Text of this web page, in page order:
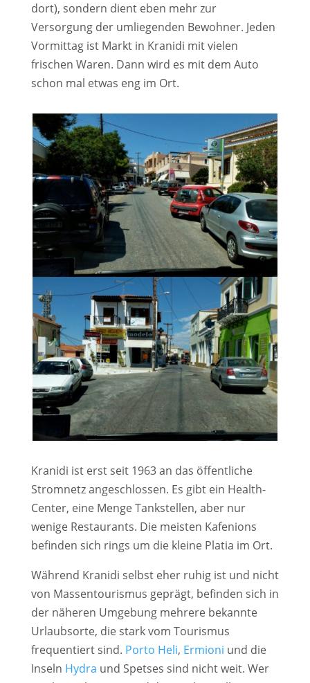
dort), sondern dient eben mehr zur
Versorgung der umliegenden Bewohner. Jeden
Vormittag ist Markt in Kranidi mit vielen
frischen Waren. Dann wird es mit dem Auto
schon mal etwas eng im Ort.
Kranidi ist erst seit 1963 an das öffentliche
Stromnetz angeschlossen. Es gibt ein Health-
Center, eine Menge Tankstellen, aber nur
wenige Restaurants. Die meisten Kafenions
befinden sich rings um die kleine Platia im Ort.
Während Kranidi selbst eher ruhig ist und nicht
von Massentourismus geprägt, befinden sich in
der näheren Umgebung mehrere bekannte
Urlaubsorte, die stark vom Tourismus
frequentiert sind. Porto Heli, Ermioni und die
Inseln Hydra und Spetses sind nicht weit. Wer